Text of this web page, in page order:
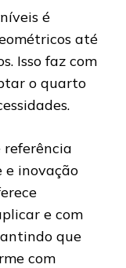
é
até
Isso faz com
o quarto
referência
e inovação
e com
que
com